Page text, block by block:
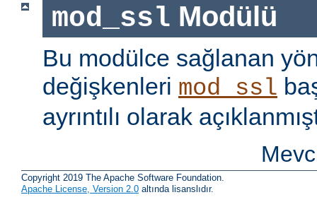
mod_ssl Modülü
Bu modülce sağlanan
değişkenleri mod_ssl
ayrıntılı olarak
Copyright 2019 The Apache Software Foundation.
Apache License, Version 2.0 altında lisanslıdır.